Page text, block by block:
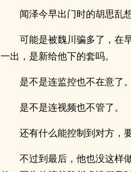
闻泽今早出门时的胡思乱
可能是被魏川骗多了，在
一出，是新给他下的套吗。
是不是连监控也不在意了。
是不是连视频也不管了。
还有什么能控制到对方，
不过到最后，他也没这样